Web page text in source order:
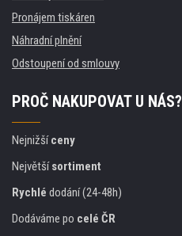
Pronájem tiskáren
Náhradní plnění
Odstoupení od smlouvy
PROČ NAKUPOVAT U NÁS?
Nejnižšíceny
Největšísortiment
Rychlé dodání (24-48h)
Dodáváme po celé ČR